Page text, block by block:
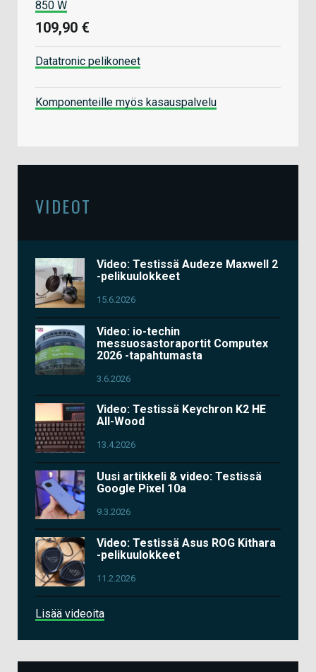
850 W
109,90 €
Datatronic pelikoneet
Komponenteille myös kasauspalvelu
VIDEOT
Video: Testissä Audeze Maxwell 2
-pelikuulokkeet
15.6.2026
Video: io-techin
messuosastoraportit Computex
2026 -tapahtumasta
3.6.2026
Video: Testissä Keychron K2 HE
All-Wood
13.4.2026
Uusi artikkeli & video: Testissä
Google Pixel 10a
9.3.2026
Video: Testissä Asus ROG Kithara
-pelikuulokkeet
11.2.2026
Lisää videoita